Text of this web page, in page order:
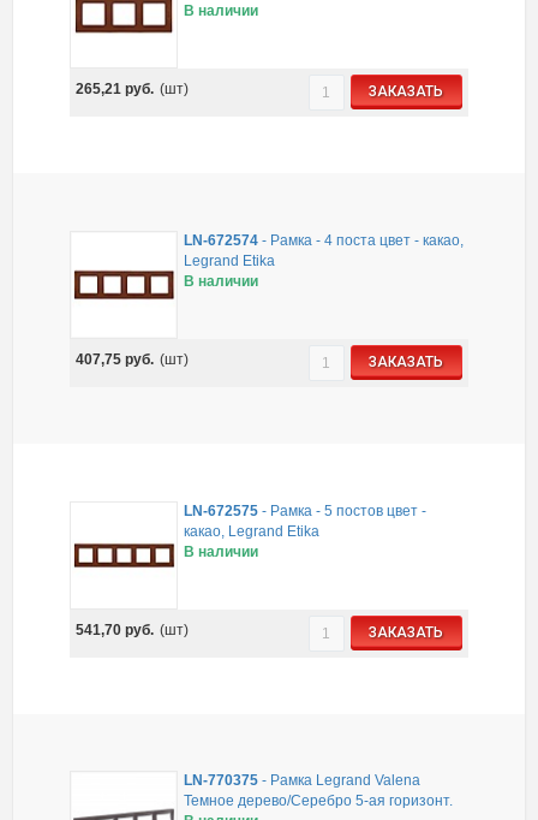
В наличии
265,21руб. (шт) ЗАКАЗАТЬ
LN-672574 - Рамка - 4 поста цвет - какао,
Legrand Etika
В наличии
407,75руб. (шт) ЗАКАЗАТЬ
LN-672575 - Рамка - 5 постов цвет -
какао, Legrand Etika
В наличии
541,70руб. (шт) ЗАКАЗАТЬ
LN-770375 - Рамка Legrand Valena
Темное дерево/Серебро 5-ая горизонт.